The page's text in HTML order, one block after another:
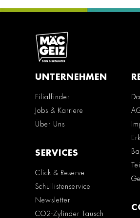
UNTERNEHMEN
Filialfinder
Jobs & Karriere
Über Uns
SERVICES
Click & Reserve
Schullistenservice
Newsletter
CO2-Zylinder Tausch